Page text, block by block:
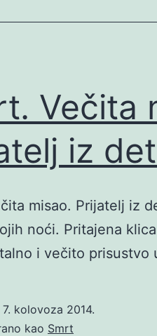
Večita
iz
misao. Prijatelj iz
noći. Pritajena
i večito prisustvo
7. kolovoza 2014.
kao Smrt